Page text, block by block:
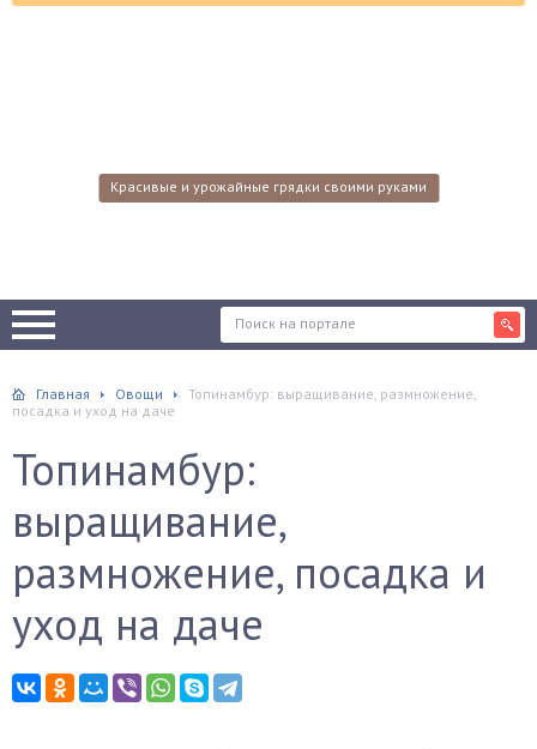
Красивые и урожайные грядки своими руками
Главная Овощи
Топинамбур: выращивание, размножение,
посадка и уход на даче
Топинамбур:
выращивание,
размножение, посадка и
уход на даче